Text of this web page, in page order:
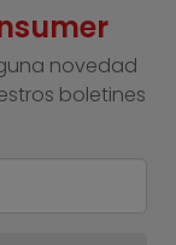
novedad
boletines